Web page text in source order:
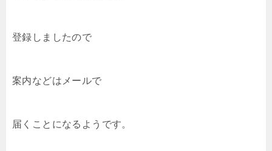
登録しましたので
案内などはメールで
届くことになるようです。